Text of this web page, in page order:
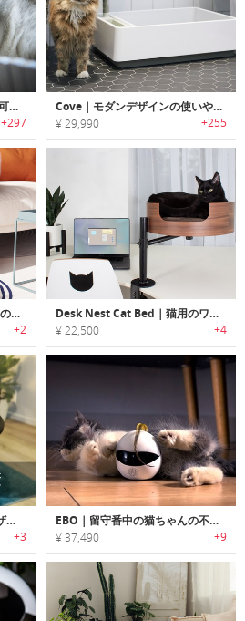
KATRIS Nest｜多目的に使用可能な猫ちゃん用ベッド・スクラッチャー「キャトリス」
+297
Cove｜モダンデザインの使いやすい猫トイレ「コーブ」
¥ 29,990 +255
Cat-e-Corner｜猫とソファーの争いに幕を下す、猫用爪とぎ
+2
Desk Nest Cat Bed｜猫用のワークスペースベッド
¥ 22,500 +4
SideCat｜猫ちゃんの為にデザインされたオフィスチェア用アクセサリー「サイドキャット」
+3
EBO｜留守番中の猫ちゃんの不安・運動不足を解消するスマートキャットコンパニオンロボット「イーボ」
¥ 37,490 +9